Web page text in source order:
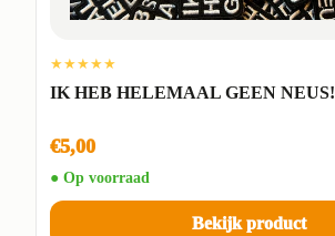
★★★★★
IK HEB HELEMAAL GEEN NEUS!
€5,00
● Op voorraad
Bekijk product